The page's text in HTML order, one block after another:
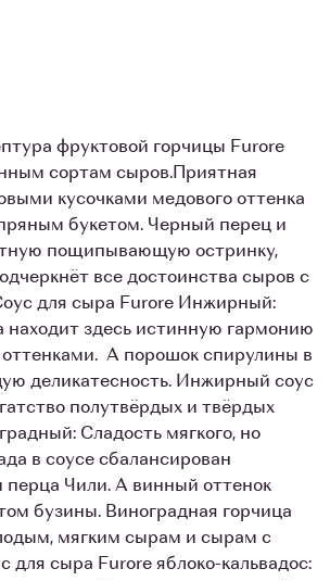
фруктовой горчицы Furore
сортам сыров.Приятная
кусочками медового оттенка
букетом. Черный перец и
пощипывающую остринку,
все достоинства сыров с
для сыра Furore Инжирный:
находит здесь истинную гармонию
А порошок спирулины в
деликатесность. Инжирный соус
полутвёрдых и твёрдых
Сладость мягкого, но
в соусе сбалансирован
перца Чили. А винный оттенок
бузины. Виноградная горчица
мягким сырам и сырам с
для сыра Furore яблоко-кальвадос: